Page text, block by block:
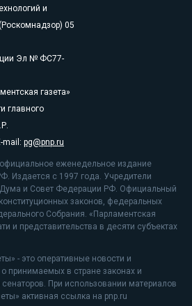
и
05
Эл № ФС77-
газета»
главного
mail: pg@pnp.ru
официальное еженедельное издание
Издается с 1997 года. Учредители
Дума и Совет Федерации РФ. Официальный
законов, федеральных
Собрания. «Парламентская
и представительства в десяти субъектах
- это оперативные новости и
принимаемых в стране законах и
сенаторов. При использовании материалов
активная ссылка на pnp.ru